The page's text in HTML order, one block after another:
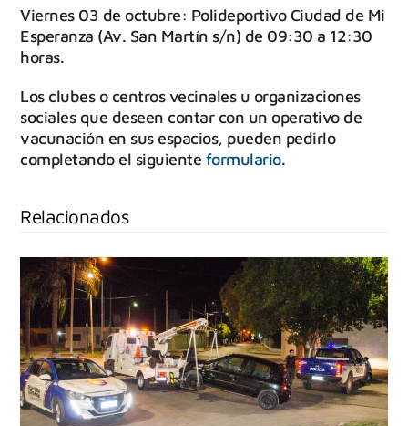
Viernes 03 de octubre: Polideportivo Ciudad de Mi
Esperanza (Av. San Martín s/n) de 09:30 a 12:30
horas.
Los clubes o centros vecinales u organizaciones
sociales que deseen contar con un operativo de
vacunación en sus espacios, pueden pedirlo
completando el siguiente formulario.
Relacionados